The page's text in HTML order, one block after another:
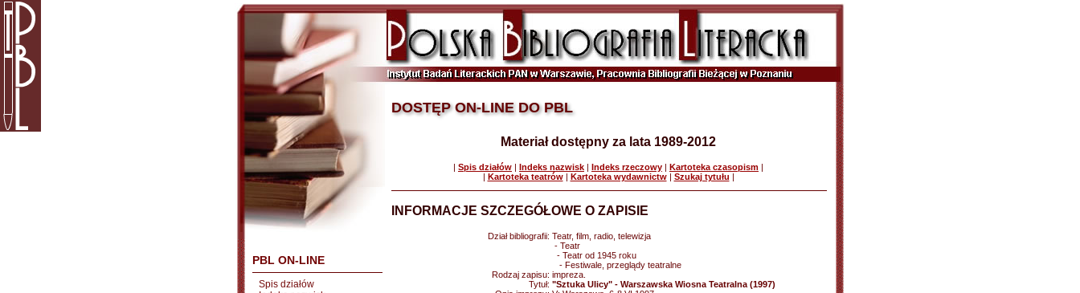
PBL ON-LINE
Spis działów
DOSTĘP ON-LINE DO PBL
Materiał dostępny za lata 1989-2012
| Spis działów | Indeks nazwisk | Indeks rzeczowy | Kartoteka czasopism |
| Kartoteka teatrów| Kartoteka wydawnictw| Szukaj tytułu |
INFORMACJE SZCZEGÓŁOWE O ZAPISIE
Dział bibliografii: Teatr, film, radio, telewizja
- Teatr
- Teatr od 1945 roku
- Festiwale, przeglądy teatralne
Rodzaj zapisu: impreza.
Tytuł: "Sztuka Ulicy" - Warszawska Wiosna Teatralna (1997)